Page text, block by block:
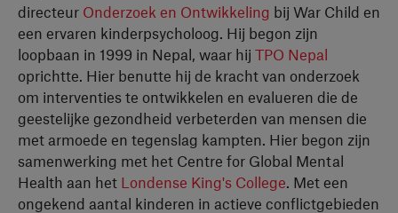
directeur Onderzoek en Ontwikkeling bij War Child en
een ervaren kinderpsycholoog. Hij begon zijn
loopbaan in 1999 in Nepal, waar hij TPO Nepal
oprichtte. Hier benutte hij de kracht van onderzoek
om interventies te ontwikkelen en evalueren die de
geestelijke gezondheid verbeterden van mensen die
met armoede en tegenslag kampten. Hier begon zijn
samenwerking met het Centre for Global Mental
Health aan het Londense King's College. Met een
ongekend aantal kinderen in actieve conflictgebieden